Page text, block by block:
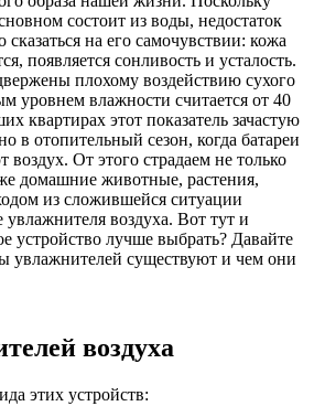
состоит из воды, недостаток
на его самочувствии: кожа
появляется сонливость и усталость.
плохому воздействию сухого
уровнем влажности считается от 40
квартирах этот показатель зачастую
в отопительный сезон, когда батареи
От этого страдаем не только
домашние животные, растения,
из сложившейся ситуации
увлажнителя воздуха. Вот тут и
устройство лучше выбрать? Давайте
увлажнителей существуют и чем они
воздуха
этих устройств: